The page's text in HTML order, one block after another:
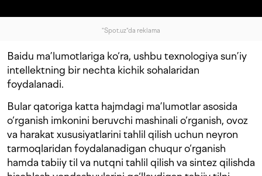
"Spot.uz"da reklama
Baidu ma’lumotlariga ko‘ra, ushbu texnologiya sun’iy
intellektning bir nechta kichik sohalaridan
foydalanadi.
Bular qatoriga katta hajmdagi ma’lumotlar asosida
o‘rganish imkonini beruvchi mashinali o‘rganish, ovoz
va harakat xususiyatlarini tahlil qilish uchun neyron
tarmoqlaridan foydalanadigan chuqur o‘rganish
hamda tabiiy til va nutqni tahlil qilish va sintez qilishda